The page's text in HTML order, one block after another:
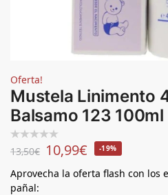
Oferta!
Mustela Linimento
Balsamo 123 100ml
13,50€ 10,99€ -19%
Aprovecha la oferta flash con los
pañal: